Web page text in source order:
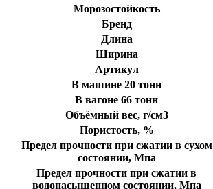
Морозостойкость
Бренд
Длина
Ширина
Артикул
В машине 20 тонн
В вагоне 66 тонн
Объёмный вес, г/см3
Пористость, %
Предел прочности при сжатии в сухом
состоянии, Мпа
Предел прочности при сжатии в
водонасыщенном состоянии, Мпа